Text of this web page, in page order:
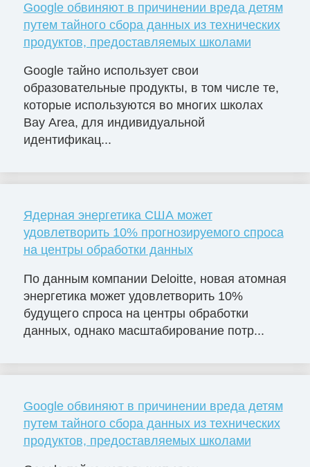
Google обвиняют в причинении вреда детям
путем тайного сбора данных из технических
продуктов, предоставляемых школами
Google тайно использует свои
образовательные продукты, в том числе те,
которые используются во многих школах
Bay Area, для индивидуальной
идентификац...
Ядерная энергетика США может
удовлетворить 10% прогнозируемого спроса
на центры обработки данных
По данным компании Deloitte, новая атомная
энергетика может удовлетворить 10%
будущего спроса на центры обработки
данных, однако масштабирование потр...
Google обвиняют в причинении вреда детям
путем тайного сбора данных из технических
продуктов, предоставляемых школами